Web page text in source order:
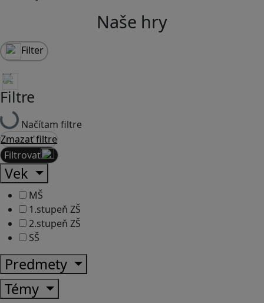
Naše hry
Filter
Filtre
Načítam filtre
Zmazať filtre
Filtrovať
Vek
MŠ
1.stupeň ZŠ
2.stupeň ZŠ
SŠ
Predmety
Témy